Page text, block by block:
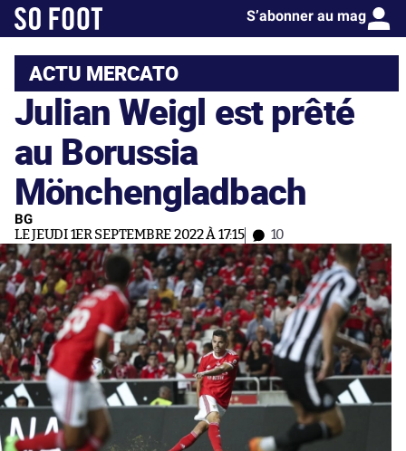
S’abonner au mag
ACTU MERCATO
Julian Weigl est prêté
au Borussia
Mönchengladbach
BG
LE JEUDI 1ER SEPTEMBRE 2022 À 17:15 10